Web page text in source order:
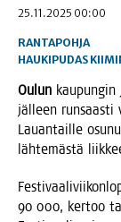
25.11.2025 00:00
RANTAPOHJA
HAUKIPUDAS
Oulun
jäl­leen run­saas­ti
Lau­an­tail­le
läh­te­mäs­tä
90 000, ker­too